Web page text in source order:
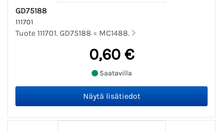
GD75188
111701
Tuote 111701. GD75188 = MC1488.
0,60 €
Saatavilla